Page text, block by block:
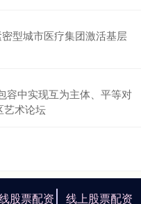
型城市医疗集团激活基层
容中实现互为主体、平等对
艺术论坛
股票配资 线上股票配资